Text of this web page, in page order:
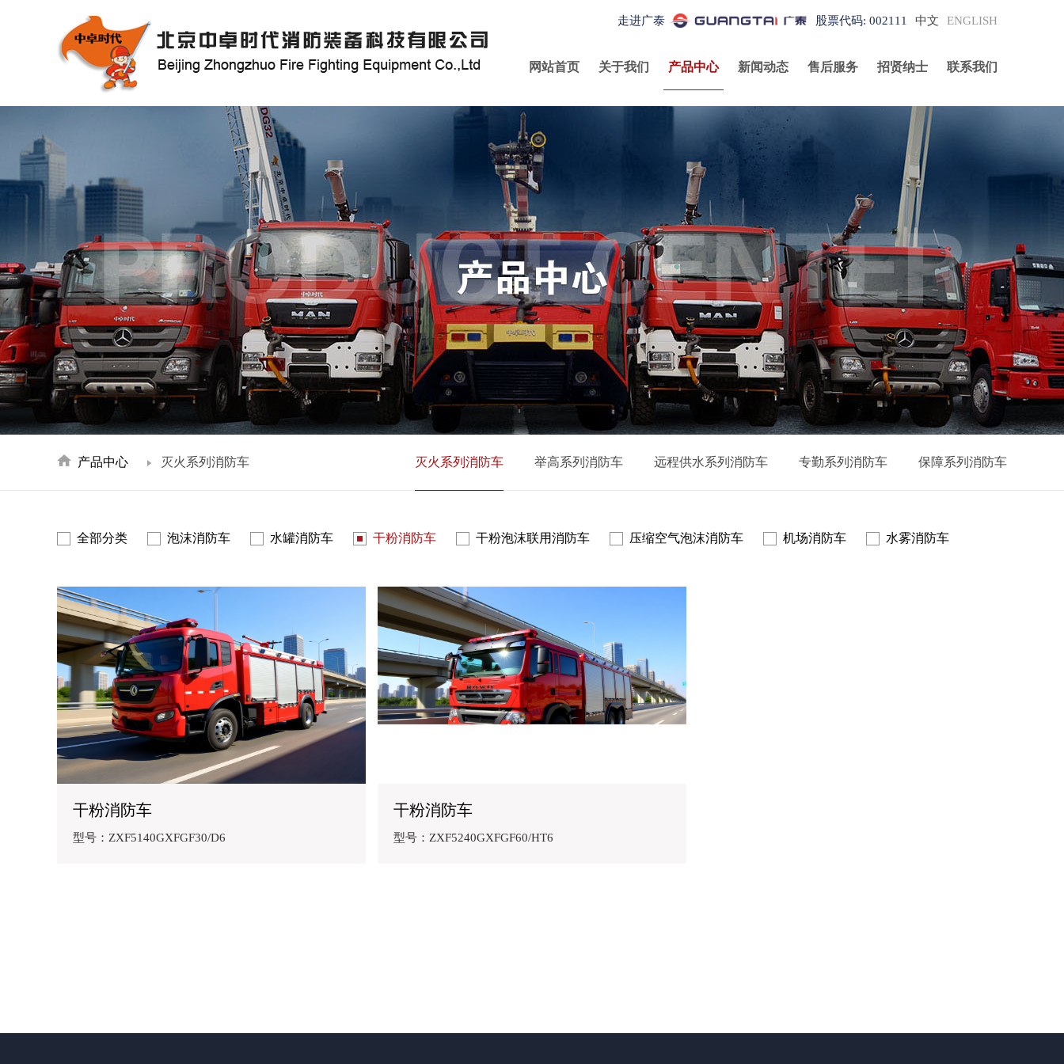
ENGLISH
中文
股票代码: 002111
走进广泰
网站首页 关于我们 产品中心 新闻动态 售后服务 招贤纳士 联系我们
产品中心 灭火系列消防车 灭火系列消防车 举高系列消防车 远程供水系列消防车 专勤系列消防车 保障系列消防车
全部分类 泡沫消防车 水罐消防车 干粉消防车 干粉泡沫联用消防车 压缩空气泡沫消防车 机场消防车 水雾消防车
干粉消防车
型号：ZXF5140GXFGF30/D6
干粉消防车
型号：ZXF5240GXFGF60/HT6